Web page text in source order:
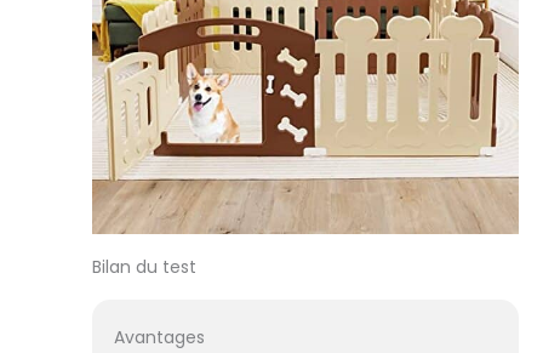
【Détails Bien
Pensés】Avec de
jolis motifs en
forme d'os, la
barrière est plus
attrayant. Le
loquet de la
porte et les coins
arrondis
Bilan du test
Avantages